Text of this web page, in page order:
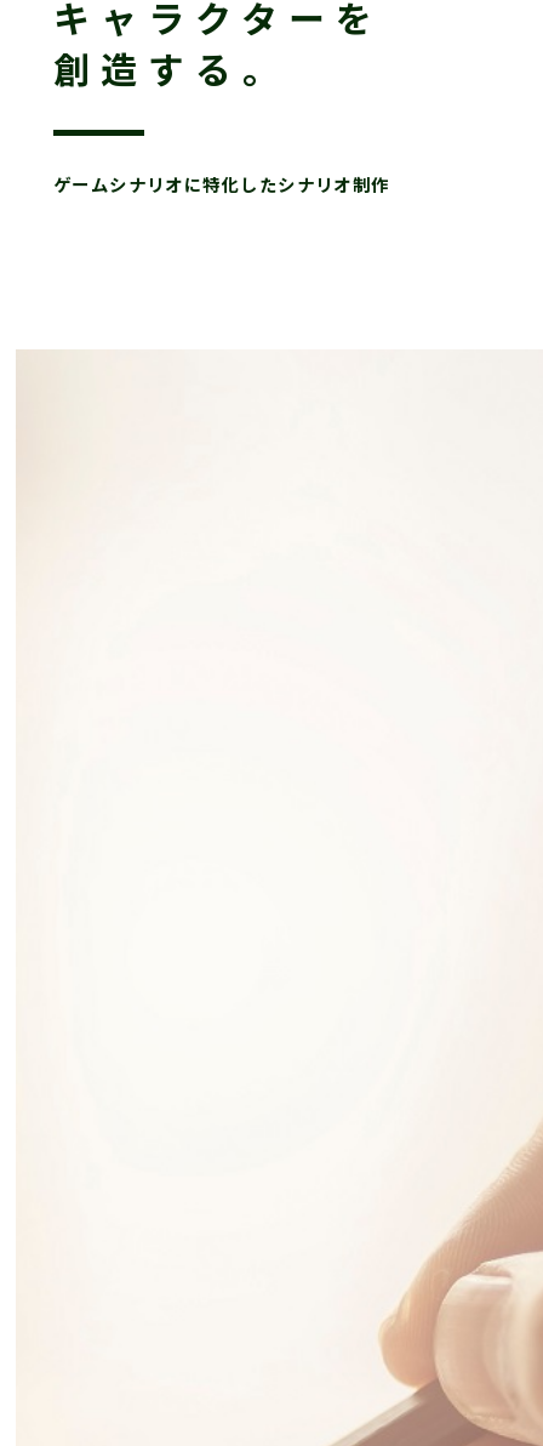
キャラクターを
創造する。
ゲームシナリオに特化したシナリオ制作